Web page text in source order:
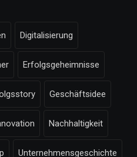
Digitalisierung
Erfolgsgeheimnisse
Geschäftsidee
Nachhaltigkeit
Unternehmensgeschichte